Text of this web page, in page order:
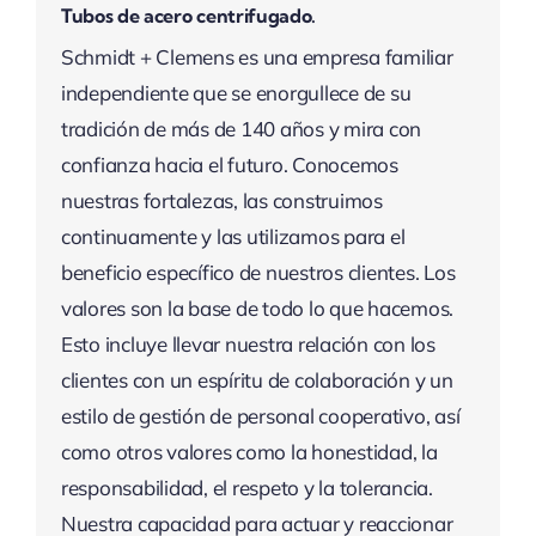
Tubos de acero centrifugado.
Schmidt + Clemens es una empresa familiar
independiente que se enorgullece de su
tradición de más de 140 años y mira con
confianza hacia el futuro. Conocemos
nuestras fortalezas, las construimos
continuamente y las utilizamos para el
beneficio específico de nuestros clientes. Los
valores son la base de todo lo que hacemos.
Esto incluye llevar nuestra relación con los
clientes con un espíritu de colaboración y un
estilo de gestión de personal cooperativo, así
como otros valores como la honestidad, la
responsabilidad, el respeto y la tolerancia.
Nuestra capacidad para actuar y reaccionar